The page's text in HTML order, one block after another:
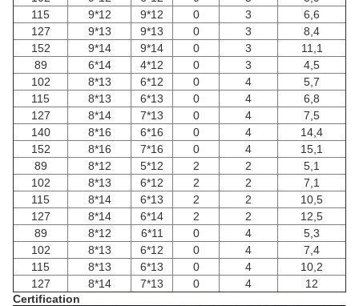
115
9*12 9*12 0 3
6,6
127
9*13 9*13 0 3
8,4
152
9*14 9*14 0 3
11,1
89
6*14 4*12 0 3
4,5
102
8*13 6*12 0 4
5,7
115
8*13 6*13 0 4
6,8
127
8*14 7*13 0 4
7,5
140
8*16 6*16 0 4
14,4
152
8*16 7*16 0 4
15,1
89
8*12 5*12 2 2
5,1
102
8*13 6*12 2 2
7,1
115
8*14 6*13 2 2
10,5
127
8*14 6*14 2 2
12,5
89
8*12 6*11 0 4
5,3
102
8*13 6*12 0 4
7,4
115
8*13 6*13 0 4
10,2
127
8*14 7*13 0 4
12
Certification